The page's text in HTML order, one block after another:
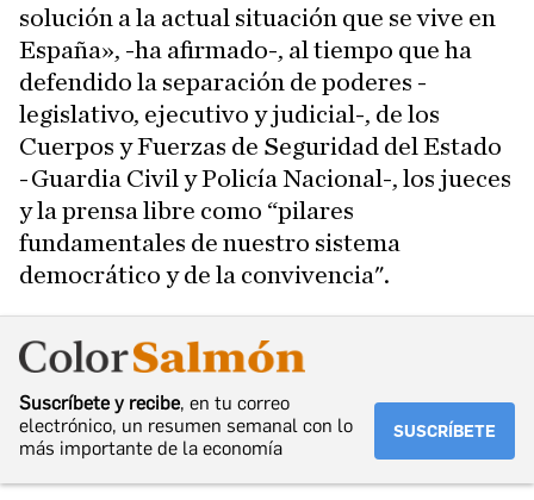
solución a la actual situación que se vive en
España», -ha afirmado-, al tiempo que ha
defendido la separación de poderes -
legislativo, ejecutivo y judicial-, de los
Cuerpos y Fuerzas de Seguridad del Estado
-Guardia Civil y Policía Nacional-, los jueces
y la prensa libre como “pilares
fundamentales de nuestro sistema
democrático y de la convivencia".
Suscríbete y recibe, en tu correo
electrónico, un resumen semanal con lo
más importante de la economía
SUSCRÍBETE